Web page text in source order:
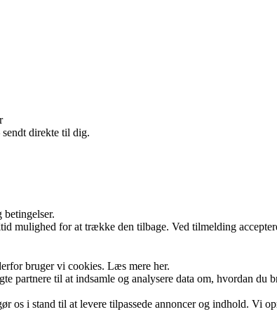
direkte til dig.
mulighed for at trække den tilbage. Ved tilmelding
bruger vi cookies. Læs mere her.
partnere til at indsamle og analysere data om, hvordan
os i stand til at levere tilpassede annoncer og indhold. Vi